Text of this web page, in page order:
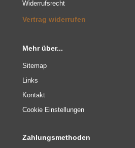
Widerrufsrecht
Vertrag widerrufen
Mehr über...
Sitemap
Links
Kontakt
Cookie Einstellungen
Zahlungsmethoden